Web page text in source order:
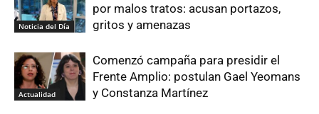
Noticia del Día
por malos tratos: acusan portazos,
gritos y amenazas
Actualidad
Comenzó campaña para presidir el
Frente Amplio: postulan Gael Yeomans
y Constanza Martínez